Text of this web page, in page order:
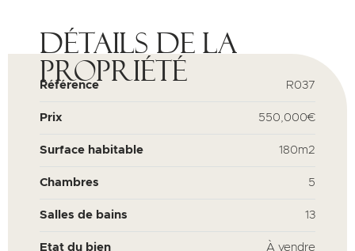
Détails de la
propriété
Référence R037
Prix 550,000€
Surface habitable 180m2
Chambres 5
Salles de bains 13
Etat du bien À vendre